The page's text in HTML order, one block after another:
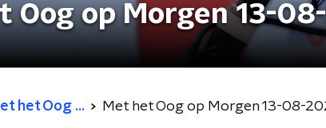
Oog op Morgen 13-08-
het Oog ... Met het Oog op Morgen 13-08-